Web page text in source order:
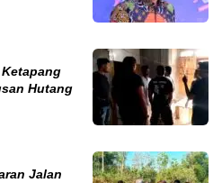
Hutang
Jalan